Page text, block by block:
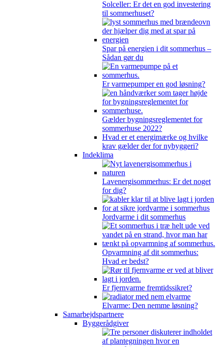
Solceller: Er det en god investering
til sommerhuset?
Spar på energien i dit sommerhus –
Sådan gør du
Er varmepumper en god løsning?
Gælder bygningsreglementet for
sommerhuse 2022?
Hvad er et energimærke og hvilke
krav gælder der for nybyggeri?
Indeklima
Lavenergisommerhus: Er det noget
for dig?
Jordvarme i dit sommerhus
Opvarmning af dit sommerhus:
Hvad er bedst?
Er fjernvarme fremtidssikret?
Elvarme: Den nemme løsning?
Samarbejdspartnere
Byggerådgiver